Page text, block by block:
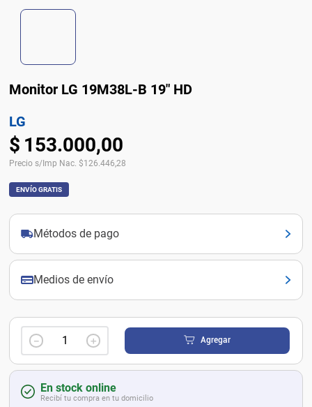
Monitor LG 19M38L-B 19" HD
LG
$ 153.000,00
Precio s/Imp Nac. $126.446,28
ENVÍO GRATIS
Métodos de pago
Medios de envío
＋
－ Agregar
En stock online
Recibí tu compra en tu domicilio